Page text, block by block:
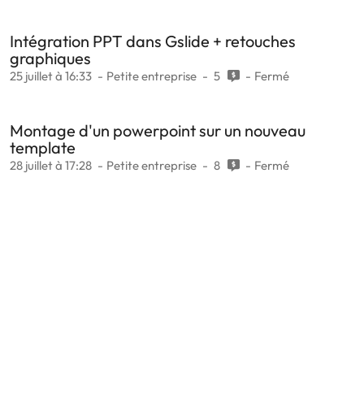
Intégration PPT dans Gslide + retouches
graphiques
25 juillet à 16:33 Petite entreprise 5 Fermé
Montage d'un powerpoint sur un nouveau
template
28 juillet à 17:28 Petite entreprise 8 Fermé